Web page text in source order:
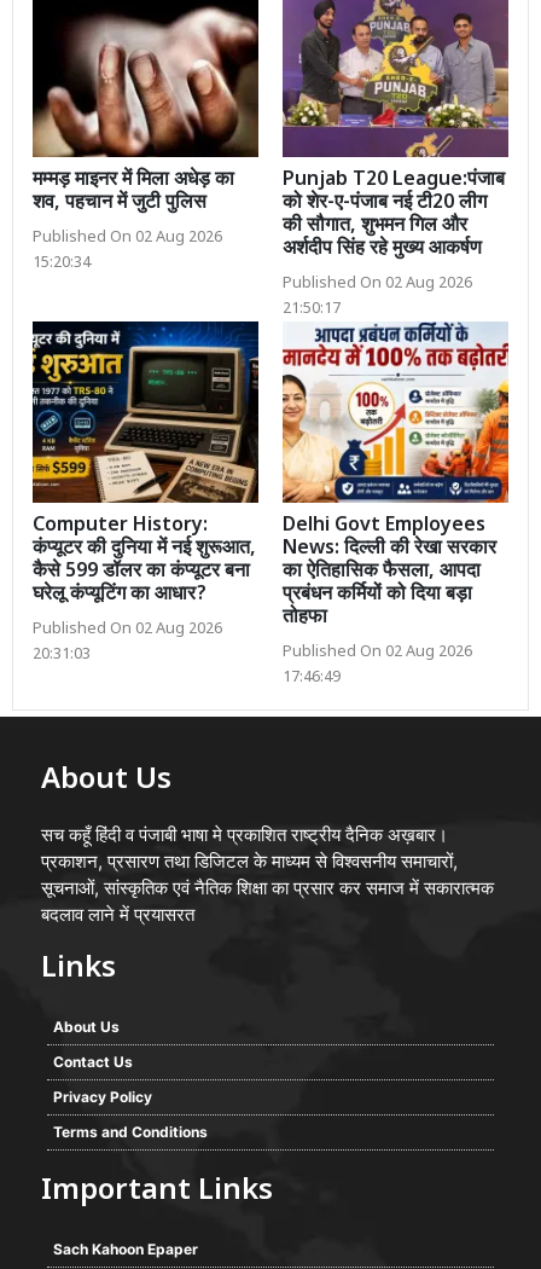
मम्मड़ माइनर में मिला अधेड़ का
शव, पहचान में जुटी पुलिस
Published On 02 Aug 2026
15:20:34
Punjab T20 League:पंजाब
को शेर-ए-पंजाब नई टी20 लीग
की सौगात, शुभमन गिल और
अर्शदीप सिंह रहे मुख्य आकर्षण
Published On 02 Aug 2026
21:50:17
Computer History:
कंप्यूटर की दुनिया में नई शुरूआत,
कैसे 599 डॉलर का कंप्यूटर बना
घरेलू कंप्यूटिंग का आधार?
Published On 02 Aug 2026
20:31:03
Delhi Govt Employees
News: दिल्ली की रेखा सरकार
का ऐतिहासिक फैसला, आपदा
प्रबंधन कर्मियों को दिया बड़ा
तोहफा
Published On 02 Aug 2026
17:46:49
About Us
सच कहूँ हिंदी व पंजाबी भाषा मे प्रकाशित राष्ट्रीय दैनिक अख़बार।
प्रकाशन, प्रसारण तथा डिजिटल के माध्यम से विश्वसनीय समाचारों,
सूचनाओं, सांस्कृतिक एवं नैतिक शिक्षा का प्रसार कर समाज में सकारात्मक
बदलाव लाने में प्रयासरत
Links
About Us
Contact Us
Privacy Policy
Terms and Conditions
Important Links
Sach Kahoon Epaper